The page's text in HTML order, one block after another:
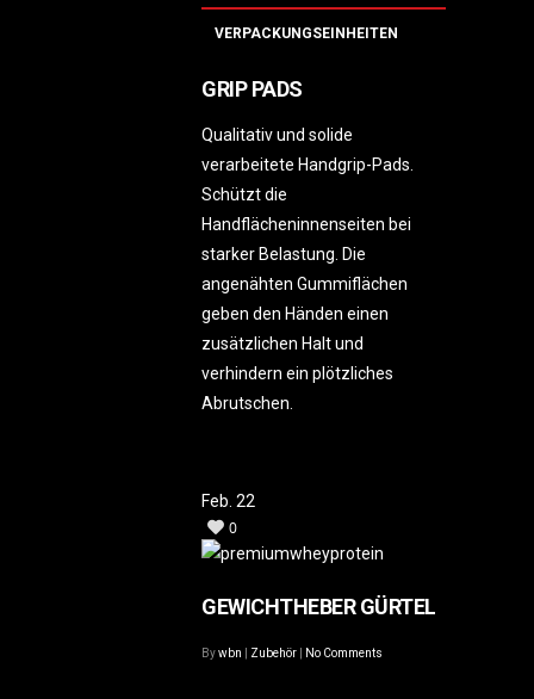
VERPACKUNGSEINHEITEN
GRIP PADS
Qualitativ und solide
verarbeitete Handgrip-Pads.
Schützt die
Handflächeninnenseiten bei
starker Belastung. Die
angenähten Gummiflächen
geben den Händen einen
zusätzlichen Halt und
verhindern ein plötzliches
Abrutschen.
Feb. 22
0
GEWICHTHEBER GÜRTEL
Bywbn Zubehör No Comments